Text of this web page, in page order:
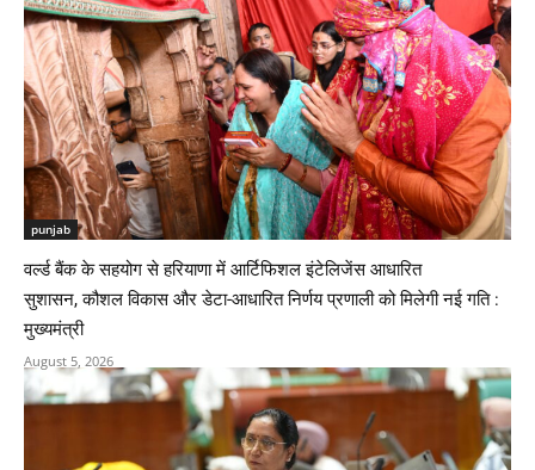
punjab
वर्ल्ड बैंक के सहयोग से हरियाणा में आर्टिफिशल इंटेलिजेंस आधारित
सुशासन, कौशल विकास और डेटा-आधारित निर्णय प्रणाली को मिलेगी नई गति :
मुख्यमंत्री
August 5, 2026